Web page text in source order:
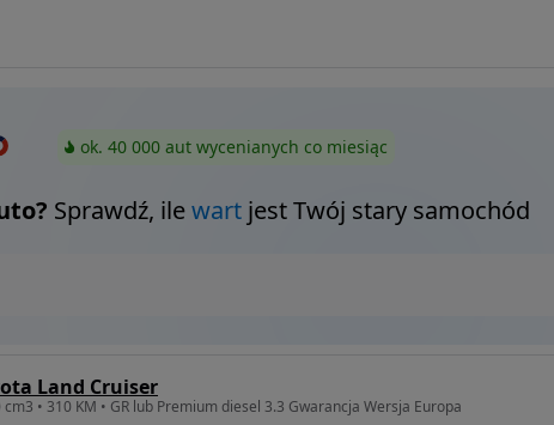
ok. 40 000 aut wycenianych co miesiąc
Sprawdź, ilewartjest Twój stary samochód
Land Cruiser
cm3 • 310 KM • GR lub Premium diesel 3.3 Gwarancja Wersja Europa